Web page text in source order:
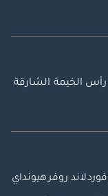
رأس الخيمة الشارقة
فوردلاند روفرهيونداي